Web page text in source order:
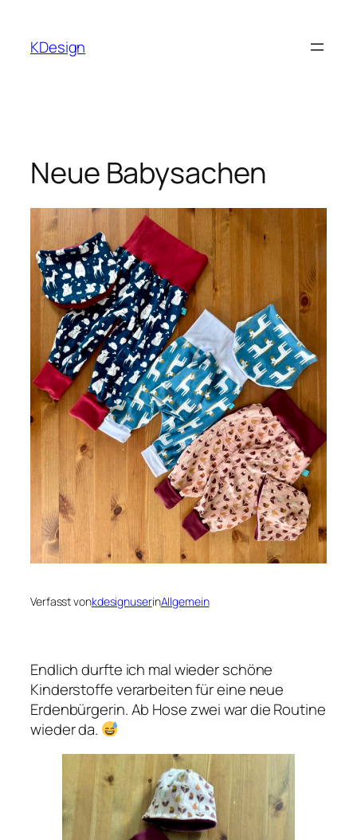
springen
KDesign
Neue Babysachen
Verfasst vonkdesignuserinAllgemein
Endlich durfte ich mal wieder schöne
Kinderstoffe verarbeiten für eine neue
Erdenbürgerin. Ab Hose zwei war die Routine
wieder da.